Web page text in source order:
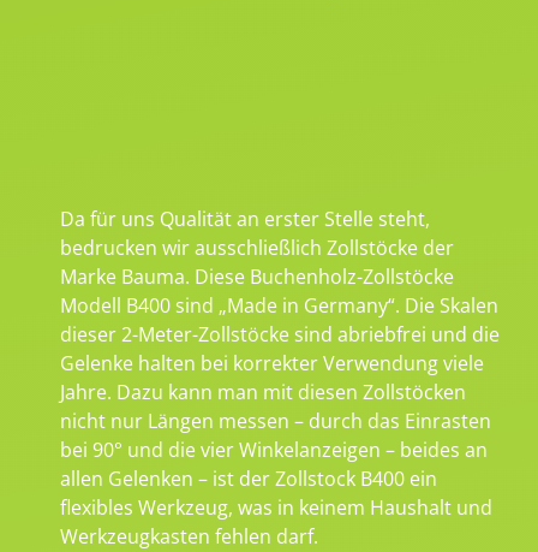
Da für uns Qualität an erster Stelle steht,
bedrucken wir ausschließlich Zollstöcke der
Marke Bauma. Diese Buchenholz-Zollstöcke
Modell B400 sind „Made in Germany“. Die Skalen
dieser 2-Meter-Zollstöcke sind abriebfrei und die
Gelenke halten bei korrekter Verwendung viele
Jahre. Dazu kann man mit diesen Zollstöcken
nicht nur Längen messen – durch das Einrasten
bei 90° und die vier Winkelanzeigen – beides an
allen Gelenken – ist der Zollstock B400 ein
flexibles Werkzeug, was in keinem Haushalt und
Werkzeugkasten fehlen darf.